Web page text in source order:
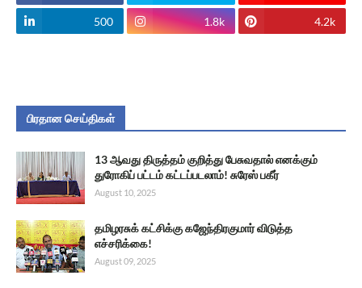
500 1.8k 4.2k
பிரதான செய்திகள்
13 ஆவது திருத்தம் குறித்து பேசுவதால் எனக்கும்
துரோகிப் பட்டம் கட்டப்படலாம்! சுரேஸ் பகீர்
August 10, 2025
தமிழரசுக் கட்சிக்கு கஜேந்திரகுமார் விடுத்த
எச்சரிக்கை!
August 09, 2025